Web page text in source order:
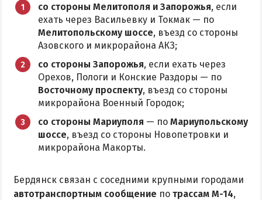
ЭКСКУРСИИ И МАРШРУТЫ
Острова Дзендзик
Приазовский природный парк
ПРОЕЗД
Маршрутки
РЕКОМЕНДАЦИИ ПО ВЫБОРУ ЖИЛЬЯ
Отдых с детьми
Отдых в мае и на майские
со стороны Мелитополя и Запорожья, если
ехать через Васильевку и Токмак — по
Мелитопольскому шоссе, въезд со стороны
Азовского и микрорайона АКЗ;
со стороны Запорожья, если ехать через
Орехов, Пологи и Конские Раздоры — по
Восточному проспекту, въезд со стороны
микрорайона Военный Городок;
со стороны Мариуполя — по Мариупольскому
шоссе, въезд со стороны Новопетровки и
микрорайона Макорты.
Бердянск связан с соседними крупными городами
автотранспортным сообщение по трассам М-14,